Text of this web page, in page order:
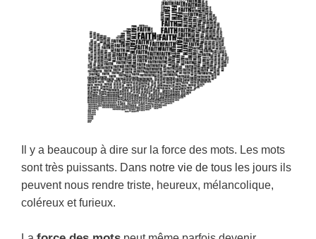
Il y a beaucoup à dire sur la force des mots. Les mots
sont très puissants. Dans notre vie de tous les jours i ls
peuvent nous rendre triste, heureux, mélancolique,
coléreux et furieux.